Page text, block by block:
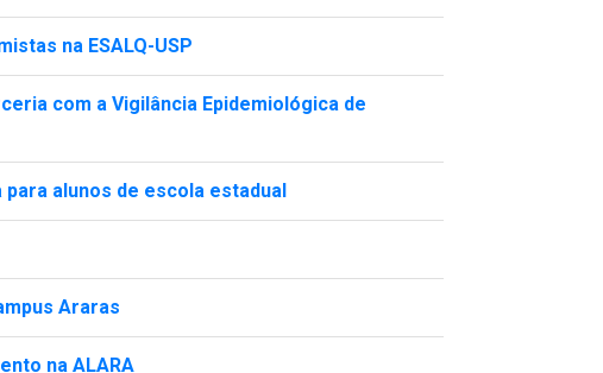
na ESALQ-USP
com a Vigilância Epidemiológica de
alunos de escola estadual
Araras
na ALARA